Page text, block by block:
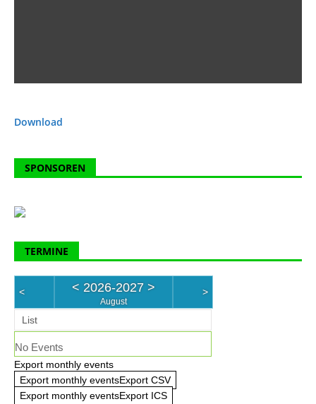
Download
SPONSOREN
TERMINE
< < 2026-2027 >
August
>
List
No Events
Export monthly events
Export monthly eventsExport CSV
Export monthly eventsExport ICS